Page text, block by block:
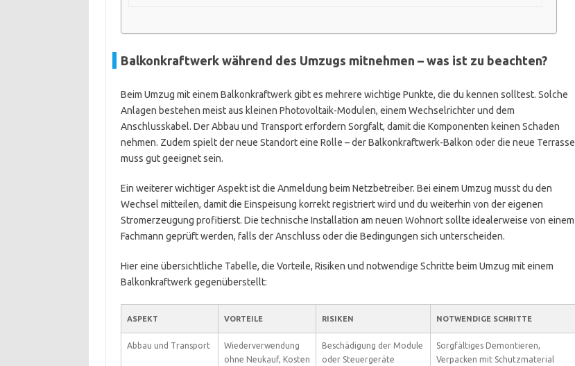
Balkonkraftwerk während des Umzugs mitnehmen – was ist zu beachten?
Beim Umzug mit einem Balkonkraftwerk gibt es mehrere wichtige Punkte, die du kennen solltest. Solche
Anlagen bestehen meist aus kleinen Photovoltaik-Modulen, einem Wechselrichter und dem
Anschlusskabel. Der Abbau und Transport erfordern Sorgfalt, damit die Komponenten keinen Schaden
nehmen. Zudem spielt der neue Standort eine Rolle – der Balkonkraftwerk-Balkon oder die neue Terrasse
muss gut geeignet sein.
Ein weiterer wichtiger Aspekt ist die Anmeldung beim Netzbetreiber. Bei einem Umzug musst du den
Wechsel mitteilen, damit die Einspeisung korrekt registriert wird und du weiterhin von der eigenen
Stromerzeugung profitierst. Die technische Installation am neuen Wohnort sollte idealerweise von einem
Fachmann geprüft werden, falls der Anschluss oder die Bedingungen sich unterscheiden.
Hier eine übersichtliche Tabelle, die Vorteile, Risiken und notwendige Schritte beim Umzug mit einem
Balkonkraftwerk gegenüberstellt:
ASPEKT VORTEILE RISIKEN NOTWENDIGE SCHRITTE
Abbau und Transport
Wiederverwendung
ohne Neukauf, Kosten
Beschädigung der Module
oder Steuergeräte
Sorgfältiges Demontieren,
Verpacken mit Schutzmaterial